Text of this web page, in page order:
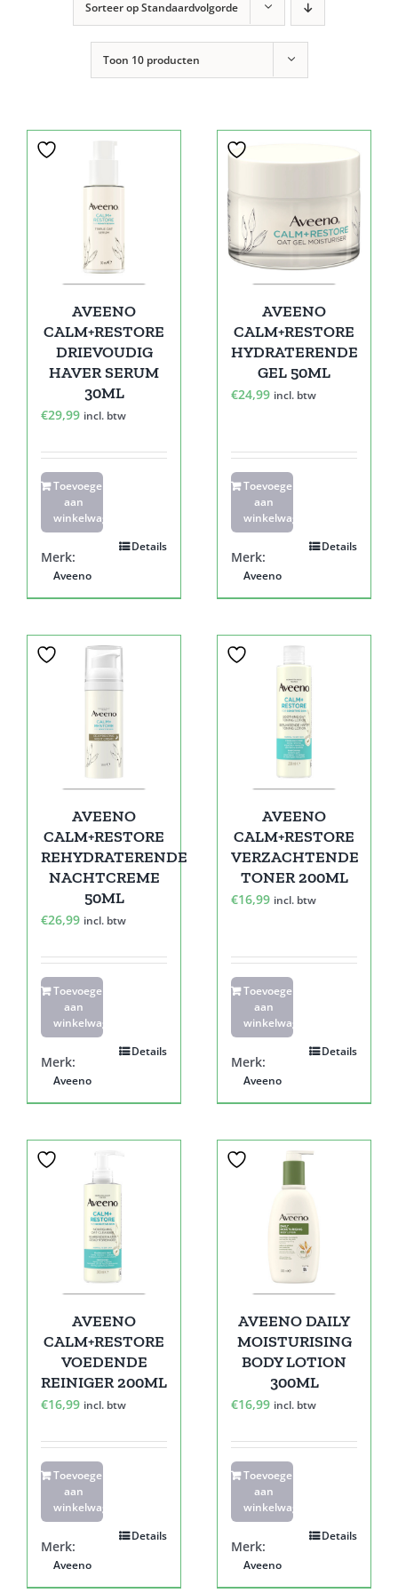
Sorteer opStandaardvolgorde
Toon 10 producten
AVEENO
CALM+RESTORE
DRIEVOUDIG
HAVER SERUM
30ML
€29,99 incl. btw
Toevoegen
aan
winkelwagen
Details
Merk:
Aveeno
AVEENO
CALM+RESTORE
HYDRATERENDE
GEL 50ML
€24,99 incl. btw
Toevoegen
aan
winkelwagen
Details
Merk:
Aveeno
AVEENO
CALM+RESTORE
REHYDRATERENDE
NACHTCREME
50ML
€26,99 incl. btw
Toevoegen
aan
winkelwagen
Details
Merk:
Aveeno
AVEENO
CALM+RESTORE
VERZACHTENDE
TONER 200ML
€16,99 incl. btw
Toevoegen
aan
winkelwagen
Details
Merk:
Aveeno
AVEENO
CALM+RESTORE
VOEDENDE
REINIGER 200ML
€16,99 incl. btw
Toevoegen
aan
winkelwagen
Details
Merk:
Aveeno
AVEENO DAILY
MOISTURISING
BODY LOTION
300ML
€16,99 incl. btw
Toevoegen
aan
winkelwagen
Details
Merk:
Aveeno